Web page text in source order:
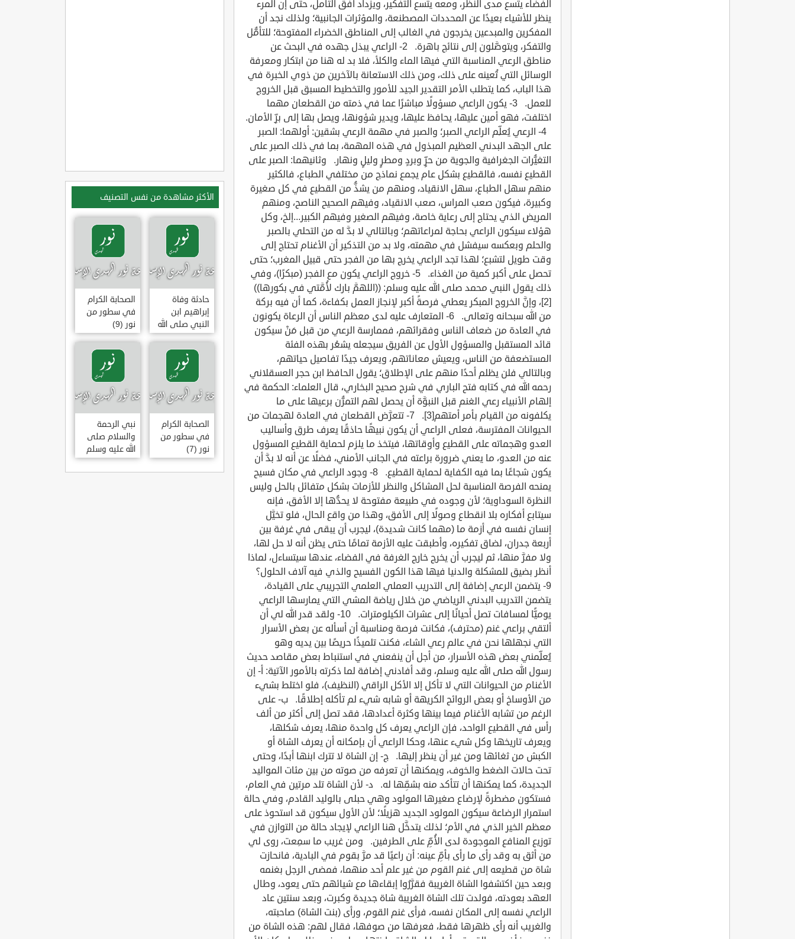
الفضاء يتَّسع مدى النظر، ومعه يتسع التفكير، ويزداد أفق التأمل، حتى إن المرء
ينظر للأشياء بعيدًا عن المحددات المصطنعة، والمؤثرات الجانبية؛ ولذلك نجد أن
المفكرين والمبدعين يخرجون في الغالب إلى المناطق الخضراء المفتوحة؛ للتأمُّل
والتفكر، ويتوصَّلون إلى نتائج باهرة. 2- الراعي يبذل جهده في البحث عن
مناطق الرعي المناسبة التي فيها الماء والكلأ، فلا بد له هنا من ابتكار ومعرفة
الوسائل التي تُعينه على ذلك، ومن ذلك الاستعانة بالآخرين من ذوي الخبرة في
هذا الباب، كما يتطلب الأمر التقدير الجيد للأمور والتخطيط المسبق قبل الخروج
للعمل. 3- يكون الراعي مسؤولًا مباشرًا عما في ذمته من القطعان مهما
اختلفت، فهو أمين عليها، يحافظ عليها، ويدير شؤونها، ويصل بها إلى برِّ الأمان.
4- الرعي يُعلِّم الراعي الصبر؛ والصبر في مهمة الرعي بشقين: أولهما: الصبر
على الجهد البدني العظيم المبذول في هذه المهمة، بما في ذلك الصبر على
التغيُّرات الجغرافية والجوية من حرٍّ وبردٍ ومطرٍ وليلٍ ونهار. وثانيهما: الصبر على
القطيع نفسه، فالقطيع بشكل عام يجمع نماذج من مختلفي الطباع، فالكثير
منهم سهل الطباع، سهل الانقياد، ومنهم من يشذُّ من القطيع في كل صغيرة
وكبيرة، فيكون صعب المراس، صعب الانقياد، وفيهم الصحيح الناصح، ومنهم
المريض الذي يحتاج إلى رعاية خاصة، وفيهم الصغير وفيهم الكبير...إلخ، وكل
هؤلاء سيكون الراعي بحاجة لمراعاتهم؛ وبالتالي لا بدَّ له من التحلي بالصبر
والحلم وبعكسه سيفشل في مهمته، ولا بد من التذكير أن الأغنام تحتاج إلى
وقت طويل لتشبع؛ لهذا تجد الراعي يخرج بها من الفجر حتى قبيل المغرب؛ حتى
تحصل على أكبر كمية من الغذاء. 5- خروج الراعي يكون مع الفجر (مبكرًا)، وفي
ذلك يقول النبي محمد صلى الله عليه وسلم: ((اللهمَّ بارك لأُمَّتي في بكورها))
[2]، وإنَّ الخروج المبكر يعطي فرصةً أكبر لإنجاز العمل بكفاءة، كما أن فيه بركة
من الله سبحانه وتعالى. 6- المتعارف عليه لدى معظم الناس أن الرعاة يكونون
في العادة من ضعاف الناس وفقرائهم، فممارسة الرعي من قبل مَنْ سيكون
قائد المستقبل والمسؤول الأول عن الفريق سيجعله يشعُر بهذه الفئة
المستضعفة من الناس، ويعيش معاناتهم، ويعرف جيدًا تفاصيل حياتهم،
وبالتالي فلن يظلم أحدًا منهم على الإطلاق؛ يقول الحافظ ابن حجر العسقلاني
رحمه الله في كتابه فتح الباري في شرح صحيح البخاري، قال العلماء: الحكمة في
إلهام الأنبياء رعي الغنم قبل النبوَّة أن يحصل لهم التمرُّن برعيها على ما
يكلفونه من القيام بأمر أمتهم[3]. 7- تتعرَّض القطعان في العادة لهجمات من
الحيوانات المفترسة، فعلى الراعي أن يكون نبيهًا حاذقًا يعرف طرق وأساليب
العدو وهجماته على القطيع وأوقاتها، فيتخذ ما يلزم لحماية القطيع المسؤول
عنه من العدو، ما يعني ضرورة براعته في الجانب الأمني، فضلًا عن أنه لا بدَّ أن
يكون شجاعًا بما فيه الكفاية لحماية القطيع. 8- وجود الراعي في مكان فسيح
يمنحه الفرصة المناسبة لحل المشاكل والنظر للأزمات بشكل متفائل بالحل وليس
النظرة السوداوية؛ لأن وجوده في طبيعة مفتوحة لا يحدُّها إلا الأفق، فإنه
سيتابع أفكاره بلا انقطاع وصولًا إلى الأفق، وهذا من واقع الحال، فلو تخيَّل
إنسان نفسه في أزمة ما (مهما كانت شديدة)، ليجرب أن يبقى في غرفة بين
أربعة جدران، لضاق تفكيره، وأطبقت عليه الأزمة تمامًا حتى يظن أنه لا حل لها،
ولا مفرَّ منها، ثم ليجرب أن يخرج خارج الغرفة في الفضاء، عندها سيتساءل، لماذا
أنظر بضيق للمشكلة والدنيا فيها هذا الكون الفسيح والذي فيه آلاف الحلول؟
9- يتضمن الرعي إضافة إلى التدريب العملي العلمي التجريبي على القيادة،
يتضمن التدريب البدني الرياضي من خلال رياضة المشي التي يمارسها الراعي
يوميًّا لمسافات تصل أحيانًا إلى عشرات الكيلومترات. 10- ولقد قدر الله لي أن
ألتقي براعي غنم (محترف)، فكانت فرصة ومناسبة أن أسأله عن بعض الأسرار
التي نجهلها نحن في عالم رعي الشاء، فكنت تلميذًا حريصًا بين يديه وهو
يُعلِّمني بعض هذه الأسرار، من أجل أن ينفعني في استنباط بعض مقاصد حديث
رسول الله صلى الله عليه وسلم، وقد أفادني إضافة لما ذكرته بالأمور الآتية: أ- إن
الأغنام من الحيوانات التي لا تأكل إلا الأكل الراقي (النظيف)، فلو اختلط بشيء
من الأوساخ أو بعض الروائح الكريهة أو شابه شيء لم تأكله إطلاقًا. ب- على
الرغم من تشابه الأغنام فيما بينها وكثرة أعدادها، فقد تصل إلى أكثر من ألف
رأس في القطيع الواحد، فإن الراعي يعرف كل واحدة منها، يعرف شكلها،
ويعرف تاريخها وكل شيء عنها، وحكا الراعي أن بإمكانه أن يعرف الشاة أو
الكبش من ثغائها ومن غير أن ينظر إليها. ج- إن الشاة لا تترك ابنها أبدًا، وحتى
تحت حالات الضغط والخوف، ويمكنها أن تعرفه من صوته من بين مئات المواليد
الجديدة، كما يمكنها أن تتأكد منه بشمِّها له. د- لأن الشاة تلد مرتين في العام،
فستكون مضطرةً لإرضاع صغيرها المولود وهي حبلى بالوليد القادم، وفي حالة
استمرار الرضاعة سيكون المولود الجديد هزيلًا؛ لأن الأول سيكون قد استحوذ على
معظم الخير الذي في الأم؛ لذلك يتدخَّل هنا الراعي لإيجاد حالة من التوازن في
توزيع المنافع الموجودة لدى الأُمِّ على الطرفين. ومن غريب ما سمِعت، روى لي
من أثق به وقد رأى ما رأى بأمِّ عينه: أن راعيًا قد مرَّ بقوم في البادية، فانحازت
شاة من قطيعه إلى غنم القوم من غير علم أحد منهما، فمضى الرجل بغنمه
وبعد حين اكتشفوا الشاة الغريبة فقرَّرُوا إبقاءها مع شيائهم حتى يعود، وطال
العهد بعودته، فولدت تلك الشاة الغريبة شاة جديدة وكبرت، وبعد سنتين عاد
الراعي نفسه إلى المكان نفسه، فرأى غنم القوم، ورأى (بنت الشاة) صاحبته،
والغريب أنه رأى ظهرها فقط، فعرفها من صوفها، فقال لهم: هذه الشاة من
الأكثر مشاهدة من نفس التصنيف
حادثة وفاة
إبراهيم ابن
النبي صلى الله
عليه وسلم
(وقفة تأملية)
الصحابة الكرام
في سطور من
نور (9)
الصحابة الكرام
في سطور من
نور (7)
نبي الرحمة
والسلام صلى
الله عليه وسلم